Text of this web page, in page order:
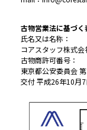
古物営業法に基づく
氏名又は名称：
コアスタッフ株式会
古物商許可番号：
東京都公安委員会
交付 平成26年10月7